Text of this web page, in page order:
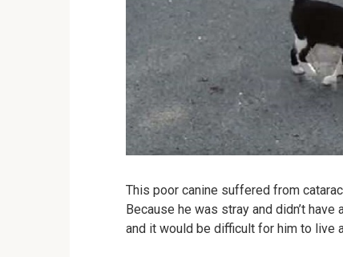
This poor canine suffered from
Because he was stray and didn’t
and it would be difficult for him to live